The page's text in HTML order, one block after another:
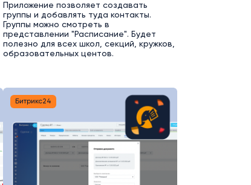
Приложение позволяет создавать
группы и добавлять туда контакты.
Группы можно смотреть в
представлении "Расписание". Будет
полезно для всех школ, секций, кружков,
образовательных центов.
Битрикс24